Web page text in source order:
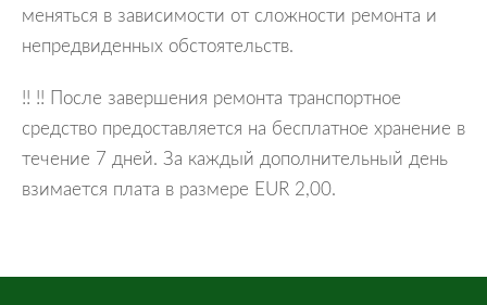
меняться в зависимости от сложности ремонта и
непредвиденных обстоятельств.
!! !! После завершения ремонта транспортное
средство предоставляется на бесплатное хранение в
течение 7 дней. За каждый дополнительный день
взимается плата в размере EUR 2,00.